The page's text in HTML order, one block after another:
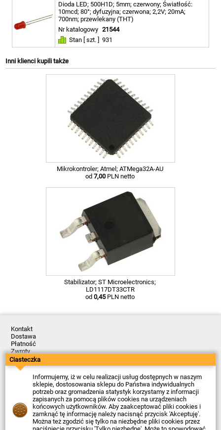
Dioda LED; 500H1D; 5mm; czerwony; Światłość:
10mcd; 80°; dyfuzyjna; czerwona; 2,2V; 20mA;
700nm; przewlekany (THT)
Nr katalogowy 21544
Stan [ szt. ]
931
Inni klienci kupili także
Mikrokontroler; Atmel; ATMega32A-AU
od 7,00 PLN netto
Stabilizator; ST Microelectronics;
LD1117DT33CTR
od 0,45PLN netto
Kontakt
Dostawa
Płatność
Zwroty
Reklamacje
Regulamin
Polityka Prywatności
O Firmie
Data ostatniej aktualizacji: 2026-08-07
© Firma Piekarz Sp. z o.o. 2000-2026
Sklep elektroniczny Firma Piekarz Sp. z o.o.
ul. Wólczyńska 206
Ciasteczka
Informujemy, iż w celu realizacji usług dostępnych w naszym
sklepie, dostosowania sklepu do Państwa indywidualnych
potrzeb oraz gromadzenia statystyk korzystamy z informacji
zapisanych za pomocą plików cookies na urządzeniach
końcowych użytkowników. Aby zaakceptować pliki cookies i
zamknąć tę informację należy nacisnąć przycisk 'Akceptuję'.
Można też zgodzić się tylko na niezbędne pliki cookies przez